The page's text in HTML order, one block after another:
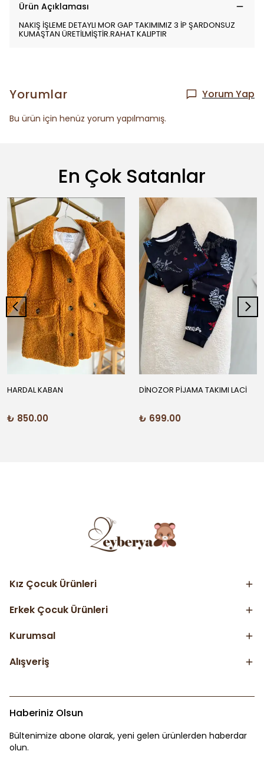
Ürün Açıklaması
NAKIŞ İŞLEME DETAYLI MOR GAP TAKIMIMIZ 3 İP ŞARDONSUZ
KUMAŞTAN ÜRETİLMİŞTİR.RAHAT KALIPTIR
Yorumlar Yorum Yap
Bu ürün için henüz yorum yapılmamış.
En Çok Satanlar
HARDAL KABAN
₺ 850.00
DİNOZOR PİJAMA TAKIMI LACİ
₺ 699.00
Kız Çocuk Ürünleri
Erkek Çocuk Ürünleri
Kurumsal
Alışveriş
Haberiniz Olsun
Bültenimize abone olarak, yeni gelen ürünlerden haberdar
olun.